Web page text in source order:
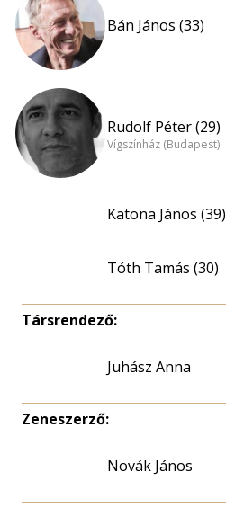
Bán János (33)
Rudolf Péter (29)
Vígszínház (Budapest)
Katona János (39)
Tóth Tamás (30)
Társrendező:
Juhász Anna
Zeneszerző:
Novák János